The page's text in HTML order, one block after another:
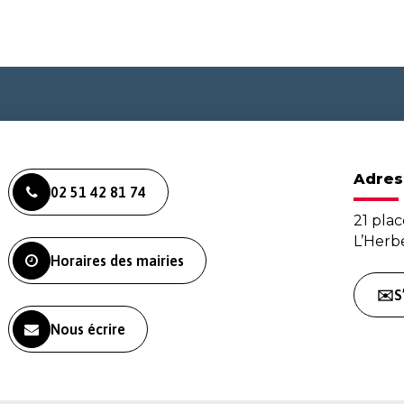
02 51 42 81 74
Horaires des mairies
Nous écrire
21